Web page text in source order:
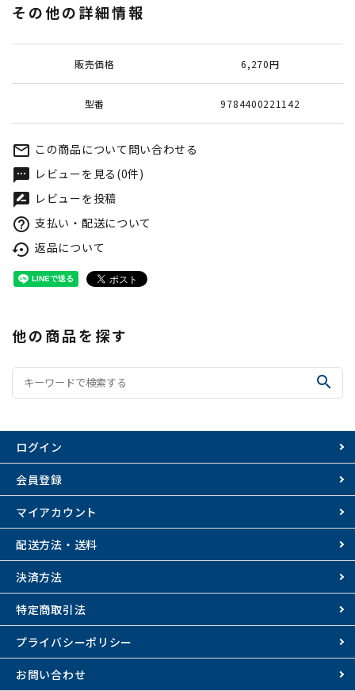
その他の詳細情報
販売価格 6,270円
型番 9784400221142
mail_outline この商品について問い合わせる
textsms レビューを見る(0件)
rate_review レビューを投稿
help_outline 支払い・配送について
settings_backup_restore 返品について
他の商品を探す
search
ログイン
会員登録
マイアカウント
配送方法・送料
決済方法
特定商取引法
プライバシーポリシー
お問い合わせ